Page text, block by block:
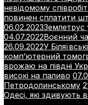
невідомому
повинен сплатити
06.02.2023Землетрус
04.07.2022Воєнний
26.09.2022У
комп’ютерний
врожаю на півдні
високі на паливо
Петродолинському
Одесі, які здивують